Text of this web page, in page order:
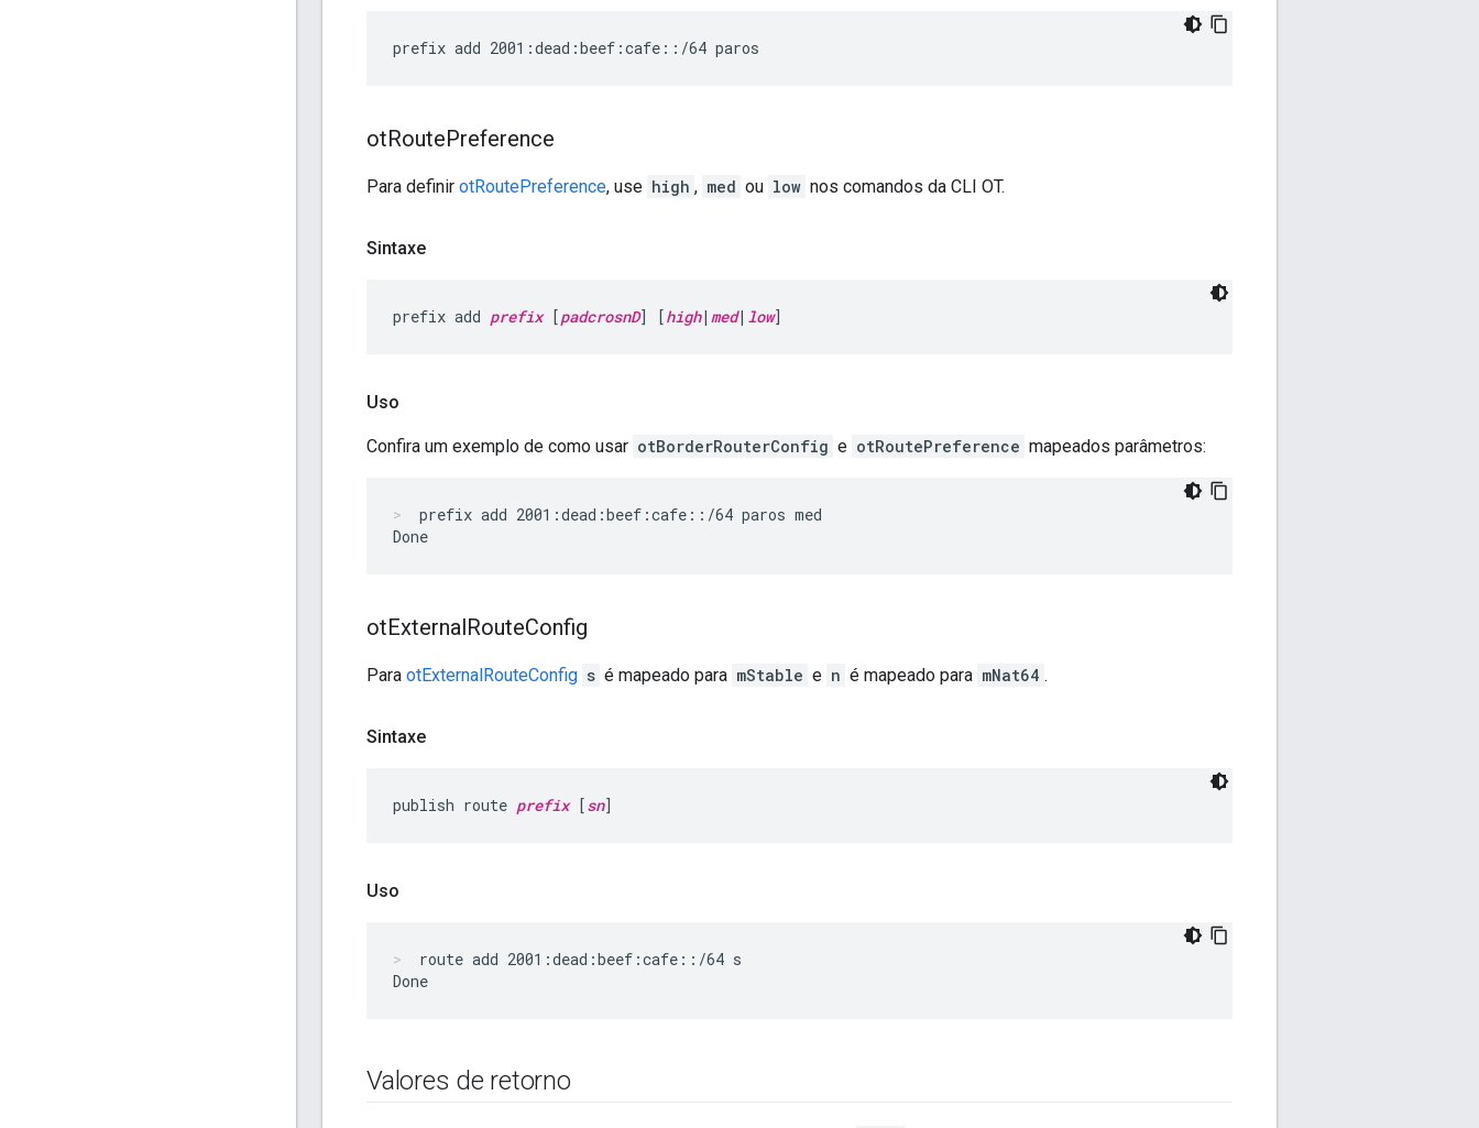
otRoutePreference
Para definir otRoutePreference, use high , med ou low nos comandos da CLI OT.
Sintaxe
prefix add prefix [padcrosnD] [high| med| low]
Uso
Confira um exemplo de como usar otBorderRouterConfig e otRoutePreference mapeados parâmetros:
prefix add 2001:dead:beef:cafe::/64 paros med
otExternalRouteConfig
Para otExternalRouteConfig s é mapeado para mStable e n é mapeado para mNat64 .
Sintaxe
publish route prefix [sn]
Uso
route add 2001:dead:beef:cafe::/64 s
Valores de retorno